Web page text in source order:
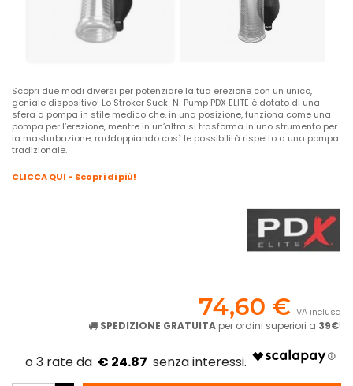
Scopri due modi diversi per potenziare la tua erezione con un unico,
geniale dispositivo! Lo Stroker Suck-N-Pump PDX ELITE è dotato di una
sfera a pompa in stile medico che, in una posizione, funziona come una
pompa per l’erezione, mentre in un’altra si trasforma in uno strumento per
la masturbazione, raddoppiando così le possibilità rispetto a una pompa
tradizionale.
CLICCA QUI - Scopri di più!
74,60 € IVA inclusa
SPEDIZIONE GRATUITA per ordini superiori a 39€!
€ 24.87